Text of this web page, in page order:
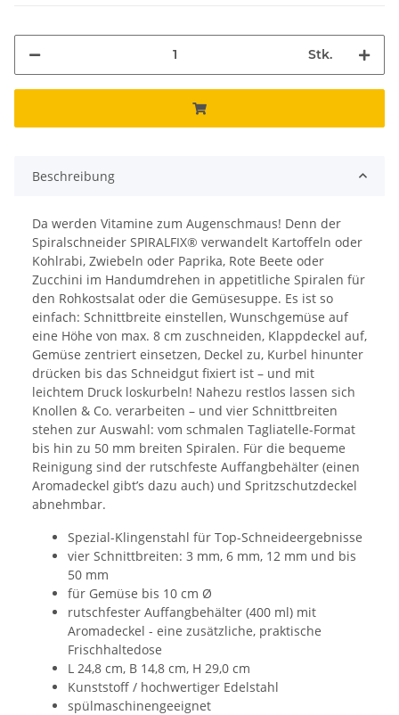
Stk.
Beschreibung
Da werden Vitamine zum Augenschmaus! Denn der
Spiralschneider SPIRALFIX® verwandelt Kartoffeln oder
Kohlrabi, Zwiebeln oder Paprika, Rote Beete oder
Zucchini im Handumdrehen in appetitliche Spiralen für
den Rohkostsalat oder die Gemüsesuppe. Es ist so
einfach: Schnittbreite einstellen, Wunschgemüse auf
eine Höhe von max. 8 cm zuschneiden, Klappdeckel auf,
Gemüse zentriert einsetzen, Deckel zu, Kurbel hinunter
drücken bis das Schneidgut fixiert ist – und mit
leichtem Druck loskurbeln! Nahezu restlos lassen sich
Knollen & Co. verarbeiten – und vier Schnittbreiten
stehen zur Auswahl: vom schmalen Tagliatelle-Format
bis hin zu 50 mm breiten Spiralen. Für die bequeme
Reinigung sind der rutschfeste Auffangbehälter (einen
Aromadeckel gibt’s dazu auch) und Spritzschutzdeckel
abnehmbar.
Spezial-Klingenstahl für Top-Schneideergebnisse
vier Schnittbreiten: 3 mm, 6 mm, 12 mm und bis
50 mm
für Gemüse bis 10 cm Ø
rutschfester Auffangbehälter (400 ml) mit
Aromadeckel - eine zusätzliche, praktische
Frischhaltedose
L 24,8 cm, B 14,8 cm, H 29,0 cm
Kunststoff / hochwertiger Edelstahl
spülmaschinengeeignet